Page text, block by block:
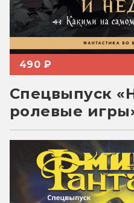
490 ₽
Спецвыпуск
ролевые